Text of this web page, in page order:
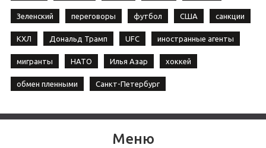
Зеленский переговоры футбол США санкции
КХЛ Дональд Трамп UFC иностранные агенты
мигранты НАТО Илья Азар хоккей
обмен пленными Санкт-Петербург
Меню